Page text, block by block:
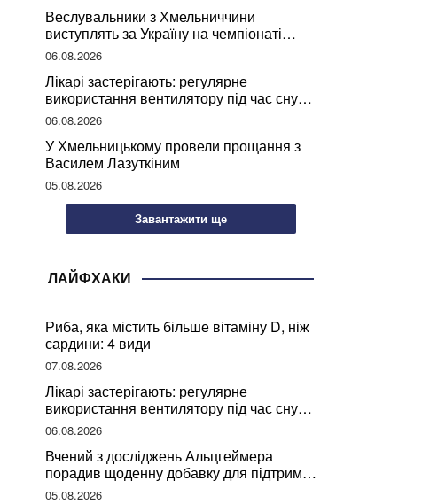
Веслувальники з Хмельниччини
виступлять за Україну на чемпіонаті
світу
06.08.2026
Лікарі застерігають: регулярне
використання вентилятору під час сну
може негативно вплинути на ваше
здоров’я
06.08.2026
У Хмельницькому провели прощання з
Василем Лазуткіним
05.08.2026
Завантажити ще
ЛАЙФХАКИ
Риба, яка містить більше вітаміну D, ніж
сардини: 4 види
07.08.2026
Лікарі застерігають: регулярне
використання вентилятору під час сну
може негативно вплинути на ваше
здоров’я
06.08.2026
Вчений з досліджень Альцгеймера
порадив щоденну добавку для підтримки
мозкової діяльності
05.08.2026